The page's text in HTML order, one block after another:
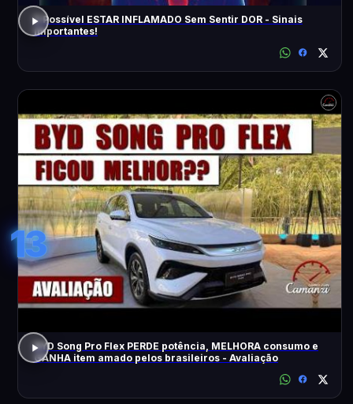
É Possível ESTAR INFLAMADO Sem Sentir DOR - Sinais
Importantes!
13
BYD Song Pro Flex PERDE potência, MELHORA consumo e
GANHA item amado pelos brasileiros - Avaliação